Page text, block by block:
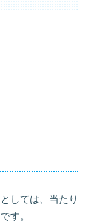
しては、当たり
す。